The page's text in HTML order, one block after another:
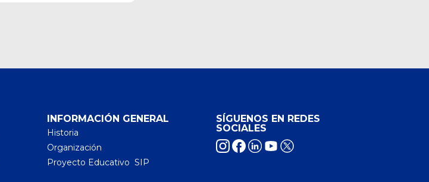
INFORMACIÓN GENERAL
Historia
Organización
Proyecto Educativo SIP
SÍGUENOS EN REDES
SOCIALES